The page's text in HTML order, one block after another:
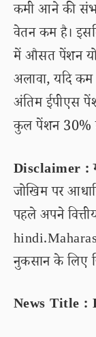
कमी आने की
वेतन कम है।
में औसत पेंशन
अलावा, यदि कम
अंतिम ईपीएस
कुल पेंशन 30%
Disclaimer :
जोखिम पर
पहले अपने
नुकसान के लिए
News Title :